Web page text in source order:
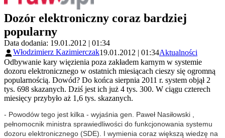
Dozór elektroniczny coraz bardziej
popularny
Data dodania: 19.01.2012 | 01:34
Włodzimierz Kazimierczak19.01.2012 | 01:34Aktualności
Odbywanie kary więzienia poza zakładem karnym w systemie
dozoru elektronicznego w ostatnich miesiącach cieszy się ogromną
popularnością. Dowód? Do końca sierpnia 2011 r. system objął 2
tys. 698 skazanych. Dziś jest ich już 4 tys. 300. W ciągu czterech
miesięcy przybyło aż 1,6 tys. skazanych.
- Powodów tego jest kilka - wyjaśnia gen. Paweł Nasiłowski ,
pełnomocnik ministra sprawiedliwości do funkcjonowania systemu
dozoru elektronicznego (SDE). I wymienia coraz większą wiedzę na